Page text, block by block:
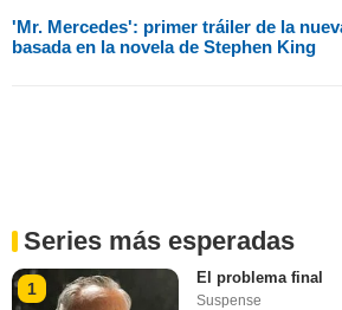
'Mr. Mercedes': primer tráiler de la
basada en la novela de Stephen King
Series más esperadas
1
El problema final
Suspense